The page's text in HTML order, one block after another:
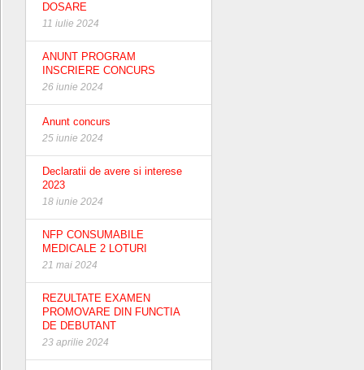
DOSARE
11 iulie 2024
ANUNT PROGRAM
INSCRIERE CONCURS
26 iunie 2024
Anunt concurs
25 iunie 2024
Declaratii de avere si interese
2023
18 iunie 2024
NFP CONSUMABILE
MEDICALE 2 LOTURI
21 mai 2024
REZULTATE EXAMEN
PROMOVARE DIN FUNCTIA
DE DEBUTANT
23 aprilie 2024